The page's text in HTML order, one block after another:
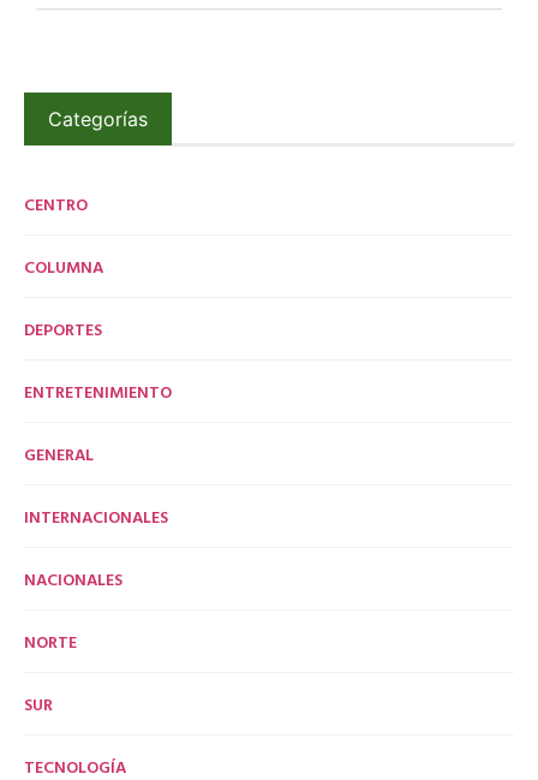
Categorías
CENTRO
COLUMNA
DEPORTES
ENTRETENIMIENTO
GENERAL
INTERNACIONALES
NACIONALES
NORTE
SUR
TECNOLOGÍA